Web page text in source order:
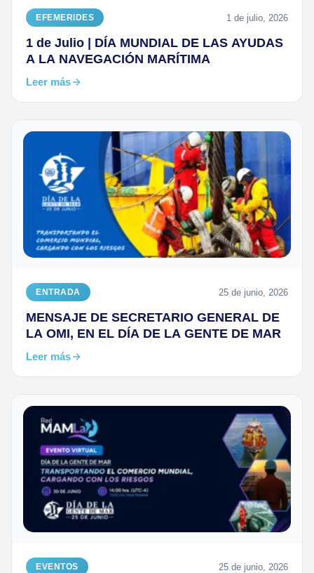
EFEMERIDES 1 de julio, 2026
1 de Julio | DÍA MUNDIAL DE LAS AYUDAS
A LA NAVEGACIÓN MARÍTIMA
Leer más
ENTRADA 25 de junio, 2026
MENSAJE DE SECRETARIO GENERAL DE
LA OMI, EN EL DÍA DE LA GENTE DE MAR
Leer más
EVENTOS 25 de junio, 2026